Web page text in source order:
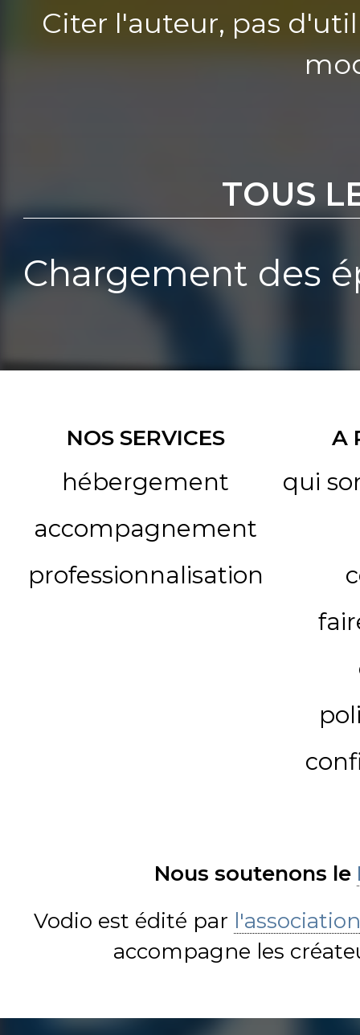
Citer l'auteur, pas
TOUS
Chargement des
NOS SERVICES
hébergement
accompagnement
professionnalisation
A
qui